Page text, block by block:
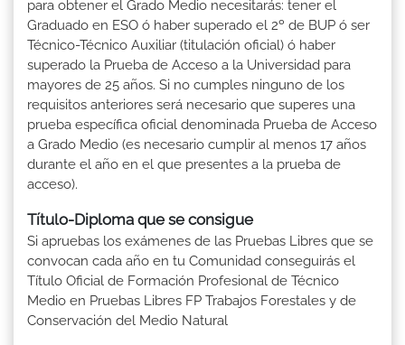
para obtener el Grado Medio necesitarás: tener el
Graduado en ESO ó haber superado el 2º de BUP ó ser
Técnico-Técnico Auxiliar (titulación oficial) ó haber
superado la Prueba de Acceso a la Universidad para
mayores de 25 años. Si no cumples ninguno de los
requisitos anteriores será necesario que superes una
prueba específica oficial denominada Prueba de Acceso
a Grado Medio (es necesario cumplir al menos 17 años
durante el año en el que presentes a la prueba de
acceso).
Título-Diploma que se consigue
Si apruebas los exámenes de las Pruebas Libres que se
convocan cada año en tu Comunidad conseguirás el
Título Oficial de Formación Profesional de Técnico
Medio en Pruebas Libres FP Trabajos Forestales y de
Conservación del Medio Natural